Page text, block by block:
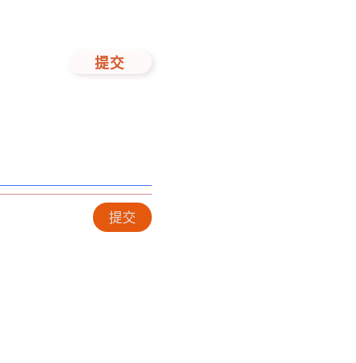
提交
提交